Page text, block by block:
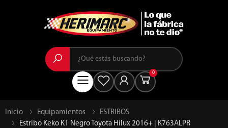
Buscar
Menú
0
Inicio Equipamientos
ESTRIBOS
Estribo Keko K1 Negro Toyota Hilux 2016+ | K763ALPR